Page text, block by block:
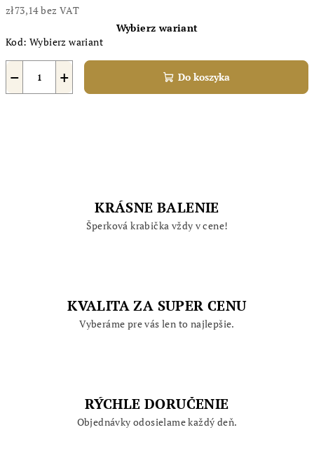
zł73,14 bez VAT
jednostkowa:
Wybierz wariant
Kod: Wybierz wariant
+
− Do koszyka
KRÁSNE BALENIE
Šperková krabička vždy v cene!
KVALITA ZA SUPER CENU
Vyberáme pre vás len to najlepšie.
RÝCHLE DORUČENIE
Objednávky odosielame každý deň.